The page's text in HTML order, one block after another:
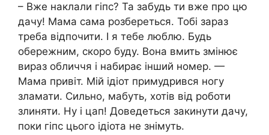
– Вже наклали гіпс? Та забудь ти вже про цю
дачу! Мама сама розбереться. Тобі зараз
треба відпочити. І я тебе люблю. Будь
обережним, скоро буду. Вона вмить змінює
вираз обличчя і набирає інший номер. —
Мама привіт. Мій ідіот примудрився ногу
зламати. Сильно, мабуть, хотів від роботи
злиняти. Ну і цап! Доведеться закинути дачу,
поки гіпс цього ідіота не знімуть.